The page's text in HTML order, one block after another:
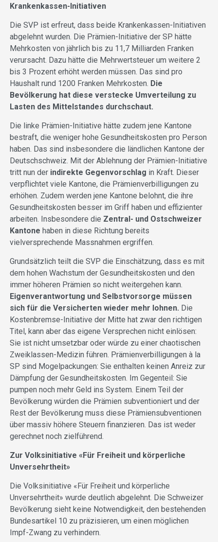
Krankenkassen-Initiativen
Die SVP ist erfreut, dass beide Krankenkassen-Initiativen
abgelehnt wurden. Die Prämien-Initiative der SP hätte
Mehrkosten von jährlich bis zu 11,7 Milliarden Franken
verursacht. Dazu hätte die Mehrwertsteuer um weitere 2
bis 3 Prozent erhöht werden müssen. Das sind pro
Haushalt rund 1200 Franken Mehrkosten. Die
Bevölkerung hat diese verstecke Umverteilung zu
Lasten des Mittelstandes durchschaut.
Die linke Prämien-Initiative hätte zudem jene Kantone
bestraft, die weniger hohe Gesundheitskosten pro Person
haben. Das sind insbesondere die ländlichen Kantone der
Deutschschweiz. Mit der Ablehnung der Prämien-Initiative
tritt nun der indirekte Gegenvorschlag in Kraft. Dieser
verpflichtet viele Kantone, die Prämienverbilligungen zu
erhöhen. Zudem werden jene Kantone belohnt, die ihre
Gesundheitskosten besser im Griff haben und effizienter
arbeiten. Insbesondere die Zentral- und Ostschweizer
Kantone haben in diese Richtung bereits
vielversprechende Massnahmen ergriffen.
Grundsätzlich teilt die SVP die Einschätzung, dass es mit
dem hohen Wachstum der Gesundheitskosten und den
immer höheren Prämien so nicht weitergehen kann.
Eigenverantwortung und Selbstvorsorge müssen
sich für die Versicherten wieder mehr lohnen. Die
Kostenbremse-Initiative der Mitte hat zwar den richtigen
Titel, kann aber das eigene Versprechen nicht einlösen:
Sie ist nicht umsetzbar oder würde zu einer chaotischen
Zweiklassen-Medizin führen. Prämienverbilligungen à la
SP sind Mogelpackungen: Sie enthalten keinen Anreiz zur
Dämpfung der Gesundheitskosten. Im Gegenteil: Sie
pumpen noch mehr Geld ins System. Einem Teil der
Bevölkerung würden die Prämien subventioniert und der
Rest der Bevölkerung muss diese Prämiensubventionen
über massiv höhere Steuern finanzieren. Das ist weder
gerechnet noch zielführend.
Zur Volksinitiative «Für Freiheit und körperliche
Unversehrtheit»
Die Volksinitiative «Für Freiheit und körperliche
Unversehrtheit» wurde deutlich abgelehnt. Die Schweizer
Bevölkerung sieht keine Notwendigkeit, den bestehenden
Bundesartikel 10 zu präzisieren, um einen möglichen
Impf-Zwang zu verhindern.